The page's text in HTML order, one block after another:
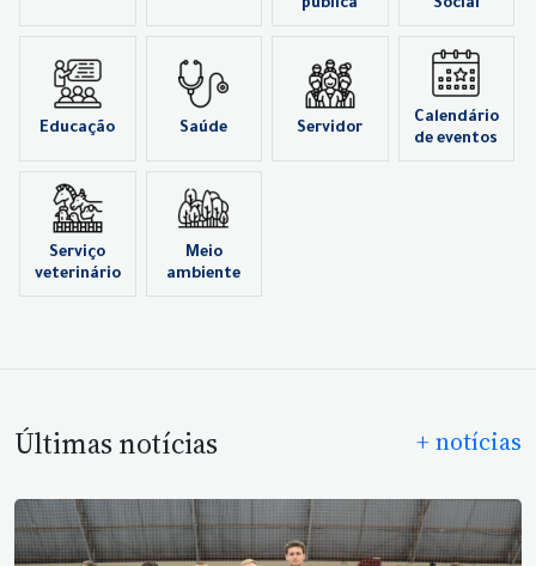
pública Social
Educação Saúde Servidor
Calendário
de eventos
Serviço
veterinário
Meio
ambiente
Últimas notícias + notícias